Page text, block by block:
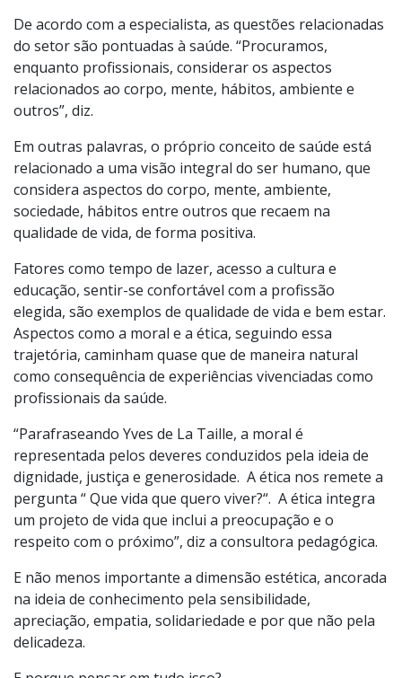
De acordo com a especialista, as questões relacionadas
do setor são pontuadas à saúde. “Procuramos,
enquanto profissionais, considerar os aspectos
relacionados ao corpo, mente, hábitos, ambiente e
outros”, diz.
Em outras palavras, o próprio conceito de saúde está
relacionado a uma visão integral do ser humano, que
considera aspectos do corpo, mente, ambiente,
sociedade, hábitos entre outros que recaem na
qualidade de vida, de forma positiva.
Fatores como tempo de lazer, acesso a cultura e
educação, sentir-se confortável com a profissão
elegida, são exemplos de qualidade de vida e bem estar.
Aspectos como a moral e a ética, seguindo essa
trajetória, caminham quase que de maneira natural
como consequência de experiências vivenciadas como
profissionais da saúde.
“Parafraseando Yves de La Taille, a moral é
representada pelos deveres conduzidos pela ideia de
dignidade, justiça e generosidade. A ética nos remete a
pergunta “ Que vida que quero viver?“. A ética integra
um projeto de vida que inclui a preocupação e o
respeito com o próximo”, diz a consultora pedagógica.
E não menos importante a dimensão estética, ancorada
na ideia de conhecimento pela sensibilidade,
apreciação, empatia, solidariedade e por que não pela
delicadeza.